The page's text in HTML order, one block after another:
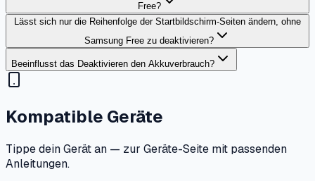
Free?
Lässt sich nur die Reihenfolge der Startbildschirm-Seiten ändern, ohne
Samsung Free zu deaktivieren?
Beeinflusst das Deaktivieren den Akkuverbrauch?
Kompatible Geräte
Tippe dein Gerät an — zur Geräte-Seite mit passenden
Anleitungen.